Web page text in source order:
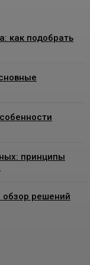
как подобрать
принципы
обзор решений